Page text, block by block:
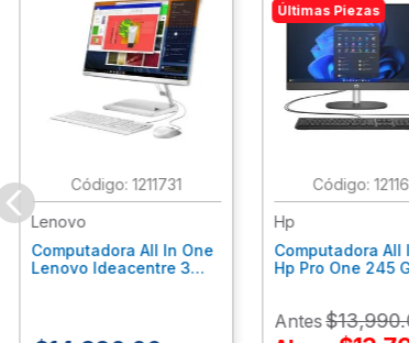
:1211731
Lenovo
Computadora All In One
Lenovo Ideacentre 3
F0G1014Ald
Últimas Piezas
:
Hp
Computadora All
Hp Pro One 245
Fhd, Win11Home
9P7K6La
Antes$13,990.